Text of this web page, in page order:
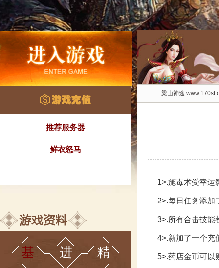
推荐服务器
鲜衣怒马
基 进 精
梁山神途
1>.施毒术受幸运
2>.每日任务添加
3>.所有合击技能
4>.新加了一个充
5>.药店金币可以